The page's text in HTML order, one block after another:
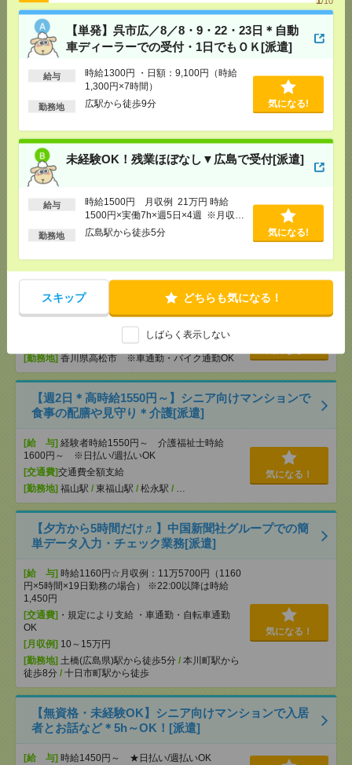
【単発】呉市広／8／8・9・22・23日＊自動
車ディーラーでの受付・1日でもＯＫ[派遣]
給与
時給1300円 ・日額：9,100円（時給
1,300円×7時間）
勤務地 広駅から徒歩9分 気になる!
未経験OK！残業ほぼなし▼広島で受付[派遣]
給与
時給1500円 月収例 21万円 時給
1500円×実働7h×週5日×4週 ※月収例
を保証するものではありません。※給
勤務地 広島駅から徒歩5分 気になる!
スキップ どちらも気になる！
しばらく表示しない
[給 与]
時給1400円 月収例 21万円 時給1400円×
実働7h30m×週5日×4週+残業5h ※月収例を保証す
るものではありません。※給与即受取りサービス利
用可（利用条件有）
[交通費]1ヶ月3万円を上限として実費支給
20～25万円
[勤務地]広島駅駅から徒歩1分
気になる！
✨日払い手渡し✨警備員✨１日最大17,450円✨履歴書
不要✨面接確約！合格率100％✨平均実働5時間[アル
バイト]
[給 与]日給8,500円～17,450円
岡山県岡山市北区岡山県岡山市北区東古松
４８０－２３（最寄り駅：JR大元駅）
気になる！
給与即払いOK！土日休み！日勤のお仕事！調理業務
[派遣]
交通費支給有り
[勤務地]香川県高松市 ※車通勤・バイク通勤OK
【週2日＊高時給1550円～】シニア向けマンションで
食事の配膳や見守り＊介護[派遣]
[給 与] 経験者時給1550円～ 介護福祉士時給
1600円～ ※日払い/週払いOK
[交通費]交通費全額支給
[勤務地] 福山駅 / 東福山駅 / 松永駅 /
気になる！
【夕方から5時間だけ♬】中国新聞社グループでの簡
単データ入力・チェック業務[派遣]
[給 与] 時給1160円☆月収例：11万5700円（1160
円×5時間×19日勤務の場合） ※22:00以降は時給
1,450円
[交通費] ・規定により支給 ・車通勤・自転車通勤
OK
[月収例] 10～15万円
[勤務地] 土橋(広島県)駅から徒歩5分 / 本川町駅から
徒歩8分 / 十日市町駅から徒歩
気になる！
【無資格・未経験OK】シニア向けマンションで入居
者とお話など＊5h～OK！[派遣]
[給 与] 時給1450円～ ★日払い/週払いOK